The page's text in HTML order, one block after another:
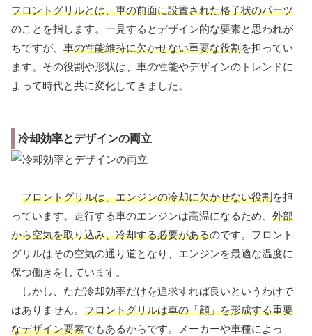
フロントグリルとは、車の前面に設置された格子状のパーツ
のことを指します。一見するとデザイン的な要素と思われが
ちですが、 車の性能維持に欠かせない重要な役割を担ってい
ます。その役割や形状は、車の性能やデザインのトレンドに
よって時代と共に変化してきました。
冷却効率とデザインの両立
フロントグリルは、エンジンの冷却に欠かせない役割を担
っています。走行する車のエンジンは高温になるため、 外部
から空気を取り込み、冷却する必要があるのです。フロント
グリルはその空気の通り道となり、エンジンを最適な温度に
保つ働きをしています。
しかし、ただ冷却効率だけを追求すれば良いというわけで
はありません。 フロントグリルは車の「顔」を形成する重要
なデザイン要素でもあるからです。メーカーや車種によっ